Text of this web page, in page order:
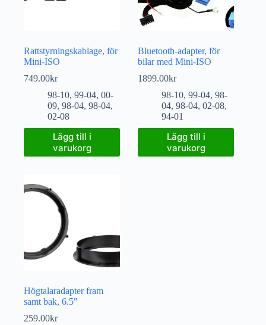
Rattstyrningskablage, för
Mini-ISO
749.00kr
98-10, 99-04, 00-
09, 98-04, 98-04,
02-08
Lägg till i
varukorg
Bluetooth-adapter, för
bilar med Mini-ISO
1899.00kr
98-10,99-04,98-
04,98-04,02-08,
94-01
Lägg till i
varukorg
Högtalaradapter fram
samt bak, 6.5″
259.00kr